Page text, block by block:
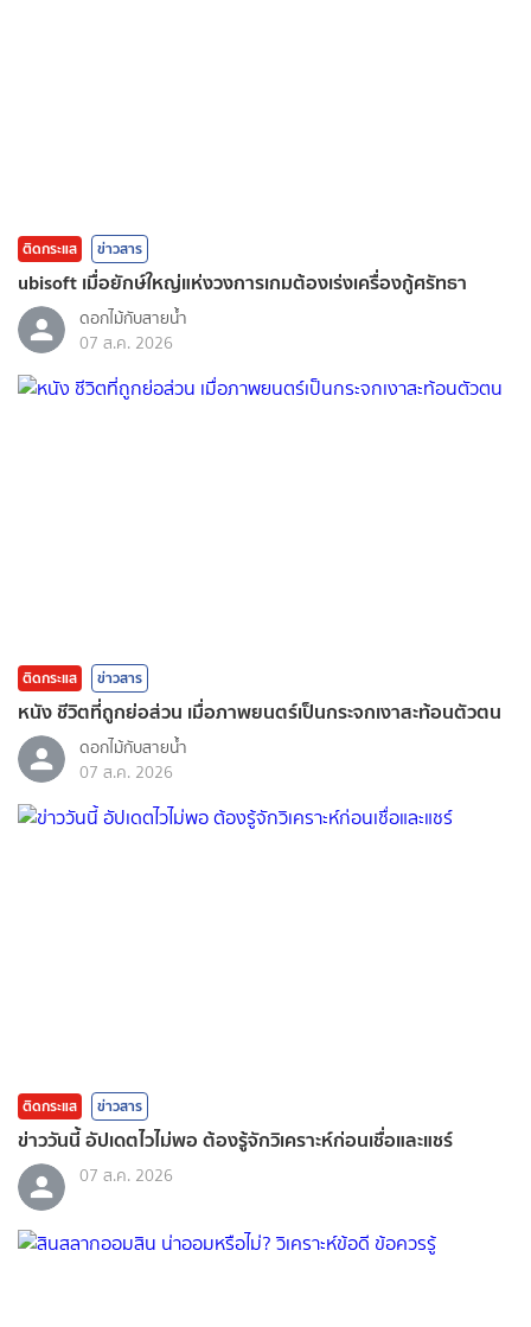
ติดกระแส ข่าวสาร
ubisoft เมื่อยักษ์ใหญ่แห่งวงการเกมต้องเร่งเครื่องกู้ศรัทธา
ดอกไม้กับสายน้ำ
07 ส.ค. 2026
ติดกระแส ข่าวสาร
หนัง ชีวิตที่ถูกย่อส่วน เมื่อภาพยนตร์เป็นกระจกเงาสะท้อนตัวตน
ดอกไม้กับสายน้ำ
07 ส.ค. 2026
ติดกระแส ข่าวสาร
ข่าววันนี้ อัปเดตไวไม่พอ ต้องรู้จักวิเคราะห์ก่อนเชื่อและแชร์
07 ส.ค. 2026